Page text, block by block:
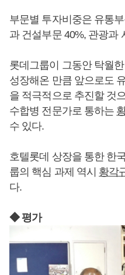
부문별 투자비중은 유통
과 건설부문 40%, 관광과
롯데그룹이 그동안 탁월
성장해온 만큼 앞으로도
을 적극적으로 추진할 것
수합병 전문가로 통하는
수 있다.
호텔롯데 상장을 통한 한
룹의 핵심 과제 역시 황각
다.
◆ 평가